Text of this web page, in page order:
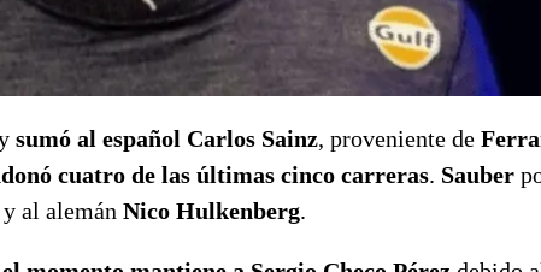
sumó al español Carlos Sainz, proveniente de
cuatro de las últimas cinco carreras. Sauber
y al alemán Nico Hulkenberg.